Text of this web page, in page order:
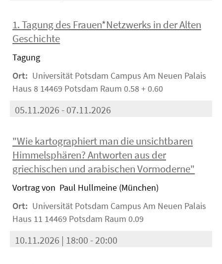
1. Tagung des Frauen*Netzwerks in der Alten
Geschichte
Tagung
Ort: Universität Potsdam Campus Am Neuen Palais
Haus 8 14469 Potsdam Raum 0.58 + 0.60
05.11.2026 - 07.11.2026
"Wie kartographiert man die unsichtbaren
Himmelsphären? Antworten aus der
griechischen und arabischen Vormoderne"
Vortrag von Paul Hullmeine (München)
Ort: Universität Potsdam Campus Am Neuen Palais
Haus 11 14469 Potsdam Raum 0.09
10.11.2026 | 18:00 - 20:00